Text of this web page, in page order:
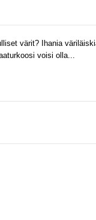
värit? Ihania
voisi olla...